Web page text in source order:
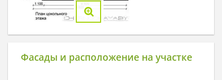
Фасады и расположение на участке